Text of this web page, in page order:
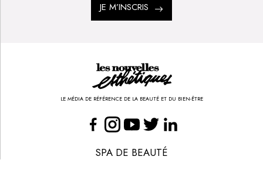
JE M’INSCRIS
LE MÉDIA DE RÉFÉRENCE DE LA BEAUTÉ ET DU BIEN-ÊTRE
SPA DE BEAUTÉ